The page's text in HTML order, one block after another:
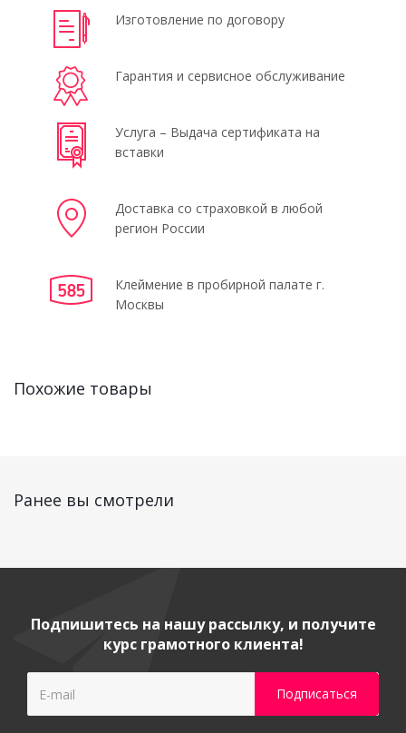
Изготовление по договору
Гарантия и сервисное обслуживание
Услуга – Выдача сертификата на
вставки
Доставка со страховкой в любой
регион России
Клеймение в пробирной палате г.
Москвы
Похожие товары
Ранее вы смотрели
Подпишитесь на нашу рассылку, и получите
курс грамотного клиента!